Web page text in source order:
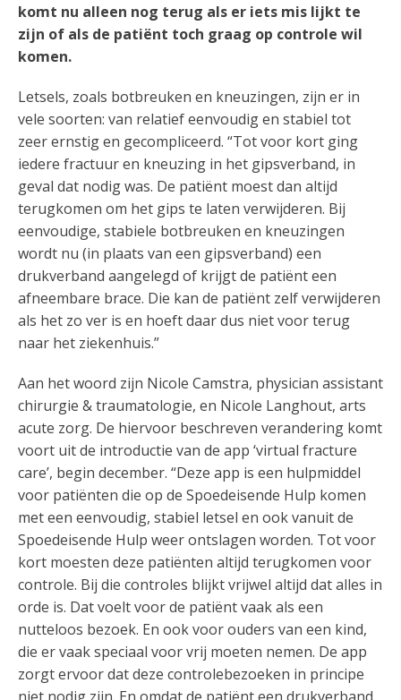
komt nu alleen nog terug als er iets mis lijkt te
zijn of als de patiënt toch graag op controle wil
komen.
Letsels, zoals botbreuken en kneuzingen, zijn er in
vele soorten: van relatief eenvoudig en stabiel tot
zeer ernstig en gecompliceerd. “Tot voor kort ging
iedere fractuur en kneuzing in het gipsverband, in
geval dat nodig was. De patiënt moest dan altijd
terugkomen om het gips te laten verwijderen. Bij
eenvoudige, stabiele botbreuken en kneuzingen
wordt nu (in plaats van een gipsverband) een
drukverband aangelegd of krijgt de patiënt een
afneembare brace. Die kan de patiënt zelf verwijderen
als het zo ver is en hoeft daar dus niet voor terug
naar het ziekenhuis.”
Aan het woord zijn Nicole Camstra, physician assistant
chirurgie & traumatologie, en Nicole Langhout, arts
acute zorg. De hiervoor beschreven verandering komt
voort uit de introductie van de app ‘virtual fracture
care’, begin december. “Deze app is een hulpmiddel
voor patiënten die op de Spoedeisende Hulp komen
met een eenvoudig, stabiel letsel en ook vanuit de
Spoedeisende Hulp weer ontslagen worden. Tot voor
kort moesten deze patiënten altijd terugkomen voor
controle. Bij die controles blijkt vrijwel altijd dat alles in
orde is. Dat voelt voor de patiënt vaak als een
nutteloos bezoek. En ook voor ouders van een kind,
die er vaak speciaal voor vrij moeten nemen. De app
zorgt ervoor dat deze controlebezoeken in principe